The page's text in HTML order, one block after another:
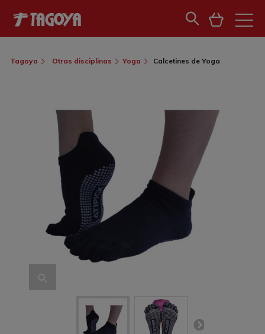
Tagoya Otras disciplinas Yoga Calcetines de Yoga